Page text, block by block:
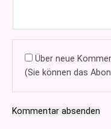
Über neue
(Sie können das
Kommentar absenden